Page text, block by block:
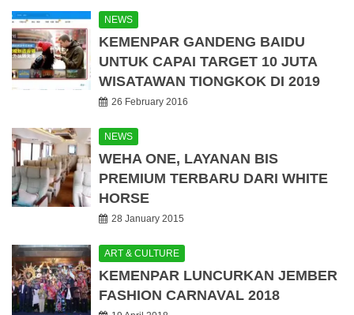
NEWS
KEMENPAR GANDENG BAIDU
UNTUK CAPAI TARGET 10 JUTA
WISATAWAN TIONGKOK DI 2019
26 February 2016
NEWS
WEHA ONE, LAYANAN BIS
PREMIUM TERBARU DARI WHITE
HORSE
28 January 2015
ART & CULTURE
KEMENPAR LUNCURKAN JEMBER
FASHION CARNAVAL 2018